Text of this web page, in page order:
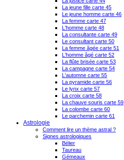
La jeune fille carte 45
Le jeune homme carte 46
La femme carte 47
L'homme carte 48
La consultante carte 49
Le consultant carte 50
La femme âgée carte 51
L'homme âgé carte 52
La flûte brisée carte 53
La campagne carte 54
L'automne carte 55
La pyramide carte 56
Le lynx carte 57
La croix carte 58
La chauve souris carte 59
La colombe carte 60
Le parchemin carte 61
Astrologie
Comment lire un thème astral ?
Signes astrologiques
Bélier
Taureau
Gémeaux